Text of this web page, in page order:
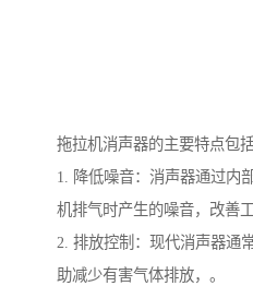
拖拉机消声器的主要特点包括
1. 降低噪音：消声器通过内
机排气时产生的噪音，改善工
2. 排放控制：现代消声器通
助减少有害气体排放，。